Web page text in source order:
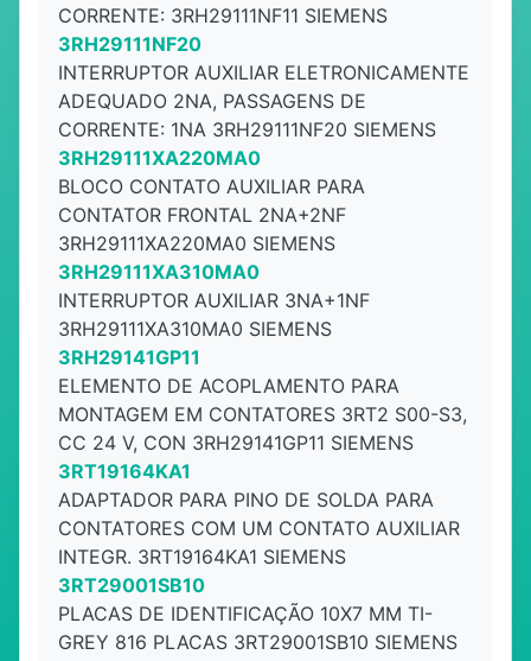
CORRENTE: 3RH29111NF11 SIEMENS
3RH29111NF20
INTERRUPTOR AUXILIAR ELETRONICAMENTE
ADEQUADO 2NA, PASSAGENS DE
CORRENTE: 1NA 3RH29111NF20 SIEMENS
3RH29111XA220MA0
BLOCO CONTATO AUXILIAR PARA
CONTATOR FRONTAL 2NA+2NF
3RH29111XA220MA0 SIEMENS
3RH29111XA310MA0
INTERRUPTOR AUXILIAR 3NA+1NF
3RH29111XA310MA0 SIEMENS
3RH29141GP11
ELEMENTO DE ACOPLAMENTO PARA
MONTAGEM EM CONTATORES 3RT2 S00-S3,
CC 24 V, CON 3RH29141GP11 SIEMENS
3RT19164KA1
ADAPTADOR PARA PINO DE SOLDA PARA
CONTATORES COM UM CONTATO AUXILIAR
INTEGR. 3RT19164KA1 SIEMENS
3RT29001SB10
PLACAS DE IDENTIFICAÇÃO 10X7 MM TI-
GREY 816 PLACAS 3RT29001SB10 SIEMENS